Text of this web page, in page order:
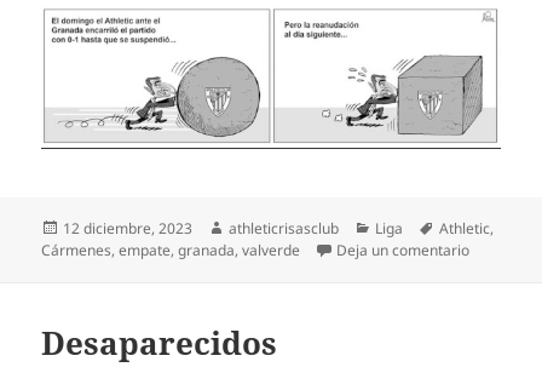
Publicado
el
12 diciembre, 2023 Autor
athleticrisasclub Categorías
Liga Etiquetas
Athletic,
Cármenes,empate,granada,valverde Deja un comentarioen
Desaparecidos